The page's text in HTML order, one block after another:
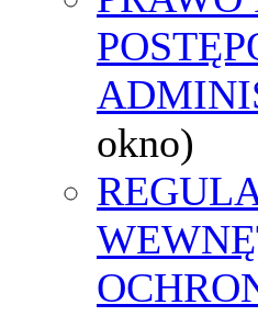
okno)